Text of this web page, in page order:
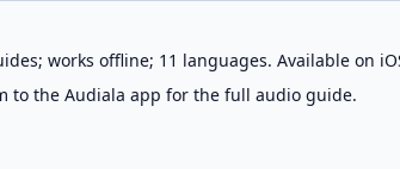
works offline; 11 languages. Available on
to the Audiala app for the full audio guide.